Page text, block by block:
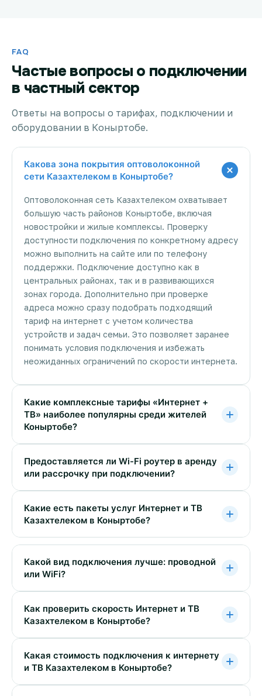
FAQ
Частые вопросы о подключении
в частный сектор
Ответы на вопросы о тарифах, подключении и
оборудовании в Коныртобе.
Какова зона покрытия оптоволоконной
сети Казахтелеком в Коныртобе?
Оптоволоконная сеть Казахтелеком охватывает
большую часть районов Коныртобе, включая
новостройки и жилые комплексы. Проверку
доступности подключения по конкретному адресу
можно выполнить на сайте или по телефону
поддержки. Подключение доступно как в
центральных районах, так и в развивающихся
зонах города. Дополнительно при проверке
адреса можно сразу подобрать подходящий
тариф на интернет с учетом количества
устройств и задач семьи. Это позволяет заранее
понимать условия подключения и избежать
неожиданных ограничений по скорости интернета.
Какие комплексные тарифы «Интернет +
ТВ» наиболее популярны среди жителей
Коныртобе?
Предоставляется ли Wi-Fi роутер в аренду
или рассрочку при подключении?
Какие есть пакеты услуг Интернет и ТВ
Казахтелеком в Коныртобе?
Какой вид подключения лучше: проводной
или WiFi?
Как проверить скорость Интернет и ТВ
Казахтелеком в Коныртобе?
Какая стоимость подключения к интернету
и ТВ Казахтелеком в Коныртобе?